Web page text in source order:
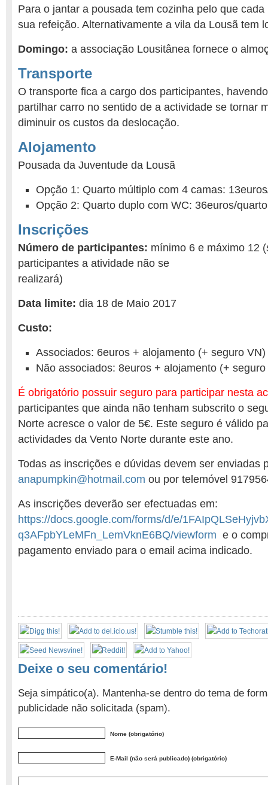
Para o jantar a pousada tem cozinha pelo que
sua refeição. Alternativamente a vila da Lousã tem
Domingo: a associação Lousitânea fornece o
Transporte
O transporte fica a cargo dos participantes,
partilhar carro no sentido de a actividade se tornar
diminuir os custos da deslocação.
Alojamento
Pousada da Juventude da Lousã
Opção 1: Quarto múltiplo com 4 camas:
Opção 2: Quarto duplo com WC: 36euros/quarto
Inscrições
Número de participantes: mínimo 6 e máximo 12
participantes a atividade não se
realizará)
Data limite: dia 18 de Maio 2017
Custo:
Associados: 6euros + alojamento (+ seguro VN)
Não associados: 8euros + alojamento (+ seguro
É obrigatório possuir seguro para participar nesta
participantes que ainda não tenham subscrito o
Norte acresce o valor de 5€. Este seguro é válido
actividades da Vento Norte durante este ano.
Todas as inscrições e dúvidas devem ser enviadas
anapumpkin@hotmail.com ou por telemóvel
As inscrições deverão ser efectuadas em:
https://docs.google.com/forms/d/e/
q3AFpbYLeMFn_LemVknE6BQ/viewform e o
pagamento enviado para o email acima indicado.
Deixe o seu comentário!
Seja simpático(a). Mantenha-se dentro do tema de
publicidade não solicitada (spam).
Nome (obrigatório)
E-Mail (não será publicado) (obrigatório)